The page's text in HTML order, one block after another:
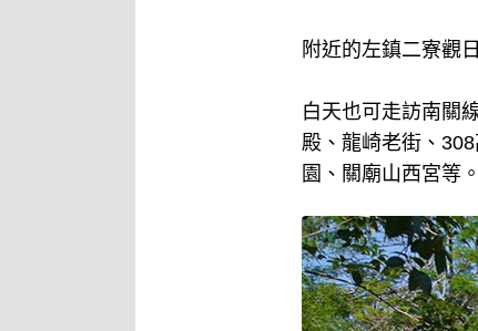
附近的左鎮二寮觀
白天也可走訪南關
殿、龍崎老街、
園、關廟山西宮等。